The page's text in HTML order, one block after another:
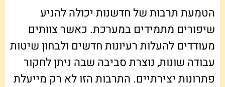
הטמעת תרבות של חדשנות יכולה להניע
שיפורים מתמידים במערכת. כאשר צוותים
מעודדים להעלות רעיונות חדשים ולבחון שיטות
עבודה שונות, נוצרת סביבה שבה ניתן לחקור
פתרונות יצירתיים. התרבות הזו לא רק מייעלת